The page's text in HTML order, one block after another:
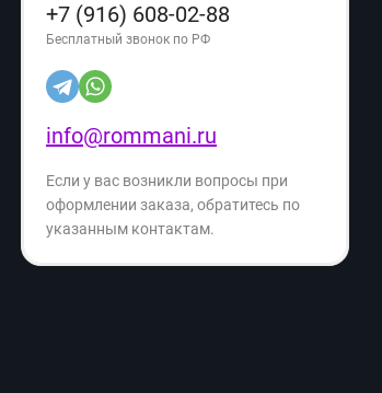
Артикул: 09935178395233143
3 899₽ 5 799
В корзину
+7 (916) 608-02-88
Бесплатный звонок по РФ
info@rommani.ru
Если у вас возникли вопросы при
оформлении заказа, обратитесь по
указанным контактам.